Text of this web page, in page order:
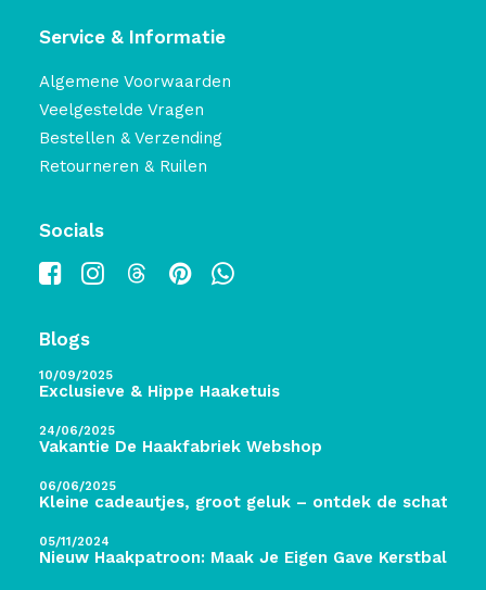
Service & Informatie
Algemene Voorwaarden
Veelgestelde Vragen
Bestellen & Verzending
Retourneren & Ruilen
Socials
Blogs
10/09/2025
Exclusieve & Hippe Haaketuis
24/06/2025
Vakantie De Haakfabriek Webshop
06/06/2025
Kleine cadeautjes, groot geluk – ontdek de schatten
05/11/2024
Nieuw Haakpatroon: Maak Je Eigen Gave Kerstballen!